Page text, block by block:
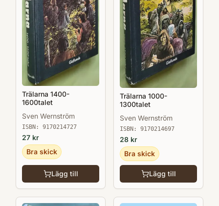
Trälarna 1400-
1600talet
Sven Wernström
ISBN: 9170214727
27 kr
Bra skick
Lägg till
Trälarna 1000-
1300talet
Sven Wernström
ISBN: 9170214697
28 kr
Bra skick
Lägg till